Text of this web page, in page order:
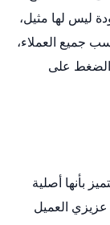
ليس لها مثيل،
جميع العملاء،
الضغط على
بأنها أصلية
عزيزي العميل